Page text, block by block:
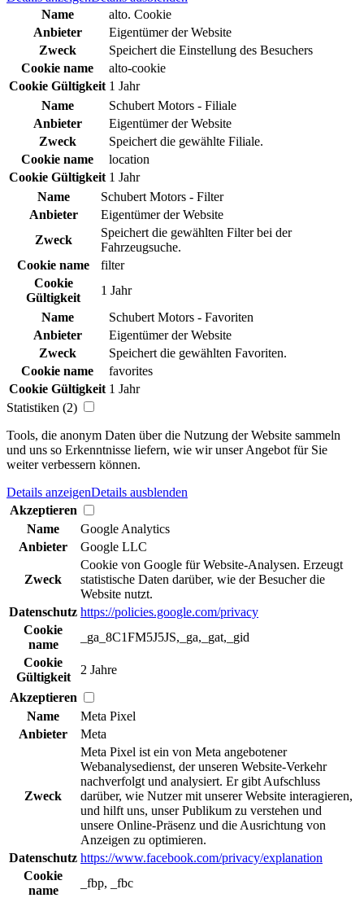
Name
alto. Cookie
Anbieter
Eigentümer der Website
Zweck
Speichert die Einstellung des Besuchers
Cookie name
alto-cookie
Cookie Gültigkeit 1 Jahr
Name
Schubert Motors - Filiale
Anbieter
Eigentümer der Website
Zweck
Speichert die gewählte Filiale.
Cookie name
location
Cookie Gültigkeit 1 Jahr
Name
Schubert Motors - Filter
Anbieter
Eigentümer der Website
Zweck
Speichert die gewählten Filter bei der
Fahrzeugsuche.
Cookie name
filter
Cookie
Gültigkeit
1 Jahr
Name
Schubert Motors - Favoriten
Anbieter
Eigentümer der Website
Zweck
Speichert die gewählten Favoriten.
Cookie name
favorites
Cookie Gültigkeit 1 Jahr
Statistiken (2)
Tools, die anonym Daten über die Nutzung der Website sammeln
und uns so Erkenntnisse liefern, wie wir unser Angebot für Sie
weiter verbessern können.
Details anzeigenDetails ausblenden
Akzeptieren
Name
Google Analytics
Anbieter
Google LLC
Zweck
Cookie von Google für Website-Analysen. Erzeugt
statistische Daten darüber, wie der Besucher die
Website nutzt.
Datenschutz https://policies.google.com/privacy
Cookie
name
_ga_8C1FM5J5JS,_ga,_gat,_gid
Cookie
Gültigkeit
2 Jahre
Akzeptieren
Name
Meta Pixel
Anbieter
Meta
Zweck
Meta Pixel ist ein von Meta angebotener
Webanalysedienst, der unseren Website-Verkehr
nachverfolgt und analysiert. Er gibt Aufschluss
darüber, wie Nutzer mit unserer Website interagieren,
und hilft uns, unser Publikum zu verstehen und
unsere Online-Präsenz und die Ausrichtung von
Anzeigen zu optimieren.
Datenschutz https://www.facebook.com/privacy/explanation
Cookie
name
_fbp, _fbc